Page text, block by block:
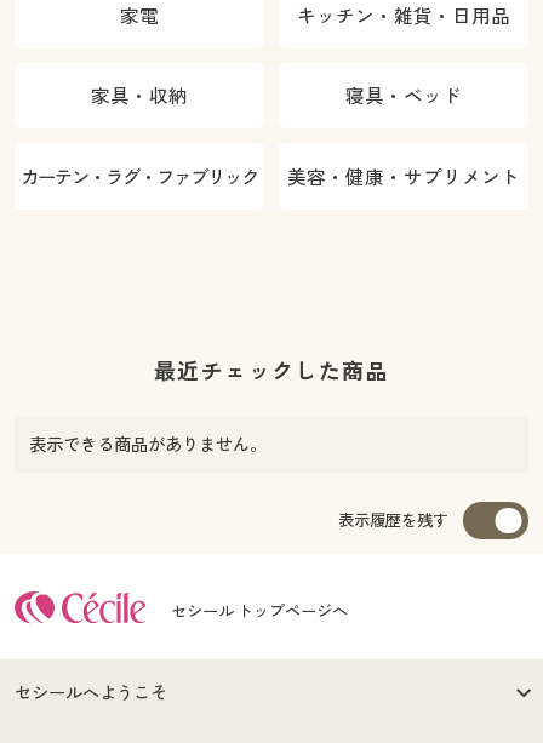
家電 キッチン・雑貨・日用品
家具・収納 寝具・ベッド
カーテン・ラグ・ファブリック 美容・健康・サプリメント
最近チェックした商品
表示できる商品がありません。
表示履歴を残す
セシール トップページへ
セシールへようこそ